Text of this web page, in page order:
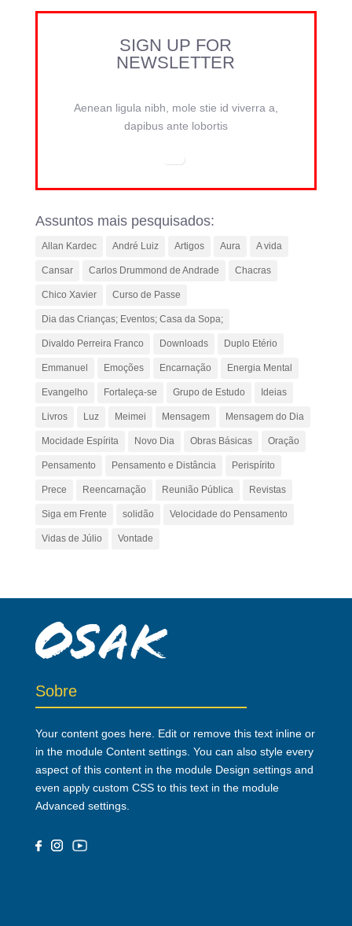
SIGN UP FOR
NEWSLETTER
Aenean ligula nibh, mole stie id viverra a,
dapibus ante lobortis
Assuntos mais pesquisados:
Allan Kardec André Luiz Artigos Aura A vida
Cansar Carlos Drummond de Andrade Chacras
Chico Xavier Curso de Passe
Dia das Crianças; Eventos; Casa da Sopa;
Divaldo Perreira Franco Downloads Duplo Etério
Emmanuel Emoções Encarnação Energia Mental
Evangelho Fortaleça-se Grupo de Estudo Ideias
Livros Luz Meimei Mensagem Mensagem do Dia
Mocidade Espírita Novo Dia Obras Básicas Oração
Pensamento Pensamento e Distância Perispírito
Prece Reencarnação Reunião Pública Revistas
Siga em Frente solidão Velocidade do Pensamento
Vidas de Júlio Vontade
Sobre
Your content goes here. Edit or remove this text inline or
in the module Content settings. You can also style every
aspect of this content in the module Design settings and
even apply custom CSS to this text in the module
Advanced settings.